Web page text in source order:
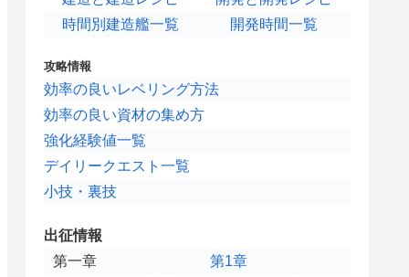
時間別建造艦一覧
開発時間一覧
攻略情報
効率の良いレベリング方法
効率の良い資材の集め方
強化経験値一覧
デイリークエスト一覧
小技・裏技
出征情報
第一章
第1章